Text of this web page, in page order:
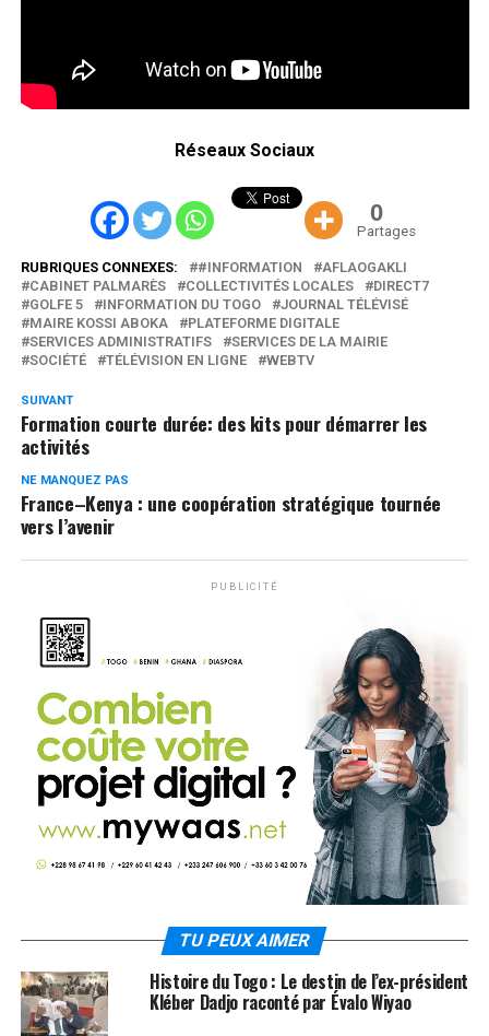
Réseaux Sociaux
0
Partages
RUBRIQUES CONNEXES: #INFORMATION
AFLAOGAKLI
CABINET PALMARÈS
COLLECTIVITÉS LOCALES
DIRECT7
GOLFE 5
INFORMATION DU TOGO
JOURNAL TÉLÉVISÉ
MAIRE KOSSI ABOKA
PLATEFORME DIGITALE
SERVICES ADMINISTRATIFS
SERVICES DE LA MAIRIE
SOCIÉTÉ
TÉLÉVISION EN LIGNE WEBTV
SUIVANT
Formation courte durée: des kits pour démarrer les
activités
NE MANQUEZ PAS
France–Kenya : une coopération stratégique tournée
vers l’avenir
PUBLICITÉ
TU PEUX AIMER
Histoire du Togo : Le destin de l’ex-président
Kléber Dadjo raconté par Évalo Wiyao